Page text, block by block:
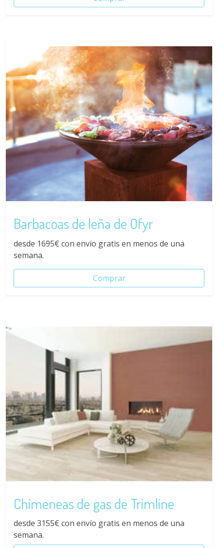
Barbacoas de leña de Ofyr
desde 1695€ con envío gratis en menos de una
semana.
Comprar
Chimeneas de gas de Trimline
desde 3155€ con envío gratis en menos de una
semana.